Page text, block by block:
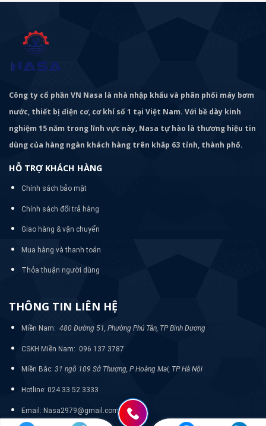
Công ty cổ phần VN Nasa là nhà nhập khẩu và phân phối máy bơm
nước, thiết bị điện cơ, cơ khí số 1 tại Việt Nam. Với bề dày kinh
nghiệm 15 năm trong lĩnh vực này, Nasa tự hào là thương hiệu tin
dùng của hàng ngàn khách hàng trên khắp 63 tỉnh, thành phố.
HỖ TRỢ KHÁCH HÀNG
Chính sách bảo mật
Chính sách đổi trả hàng
Giao hàng & vận chuyển
Mua hàng và thanh toán
Thỏa thuận người dùng
THÔNG TIN LIÊN HỆ
Miền Nam: 480 Đường 51, Phường Phú Tân, TP Bình Dương
CSKH Miền Nam: 096 137 3787
Miền Bắc: 31 ngõ 109 Sở Thượng, P Hoàng Mai, TP Hà Nội
Hotline: 024 33 52 3333
Email: Nasa2979@gmail.com